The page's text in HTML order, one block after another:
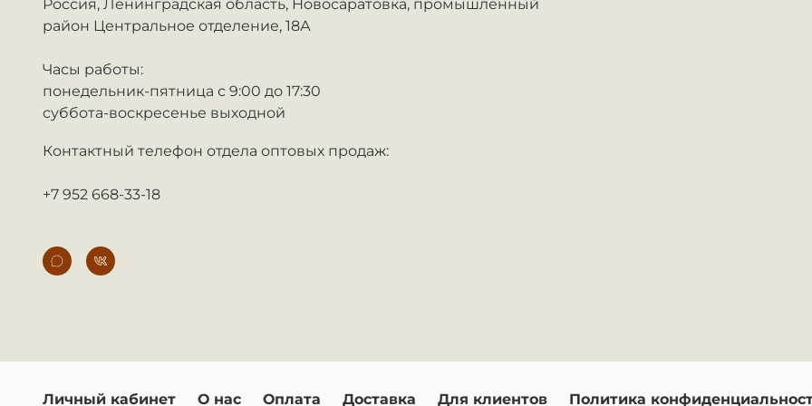
Россия, Ленинградская область, Новосаратовка, промышленный
район Центральное отделение, 18А
Часы работы:
понедельник-пятница с 9:00 до 17:30
суббота-воскресенье выходной
Контактный телефон отдела оптовых продаж:
+7 952 668-33-18
Личный кабинет О нас Оплата Доставка Для клиентов Политика